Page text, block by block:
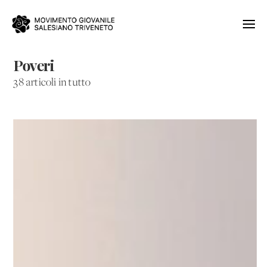
Poveri
38 articoli in tutto